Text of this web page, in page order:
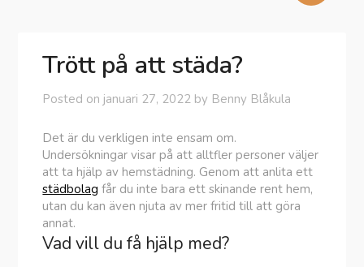
Trött på att städa?
Posted on januari 27, 2022 by Benny Blåkula
Det är du verkligen inte ensam om.
Undersökningar visar på att alltfler personer väljer
att ta hjälp av hemstädning. Genom att anlita ett
städbolag får du inte bara ett skinande rent hem,
utan du kan även njuta av mer fritid till att göra
annat.
Vad vill du få hjälp med?